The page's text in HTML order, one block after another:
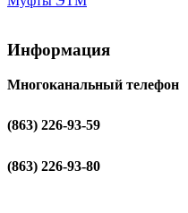
Информация
Многоканальный телефон
(863) 226-93-59
(863) 226-93-80